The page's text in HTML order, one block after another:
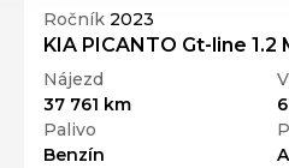
Ročník 2023
KIA PICANTO Gt-line
Nájezd
37 761 km
Palivo
Benzín